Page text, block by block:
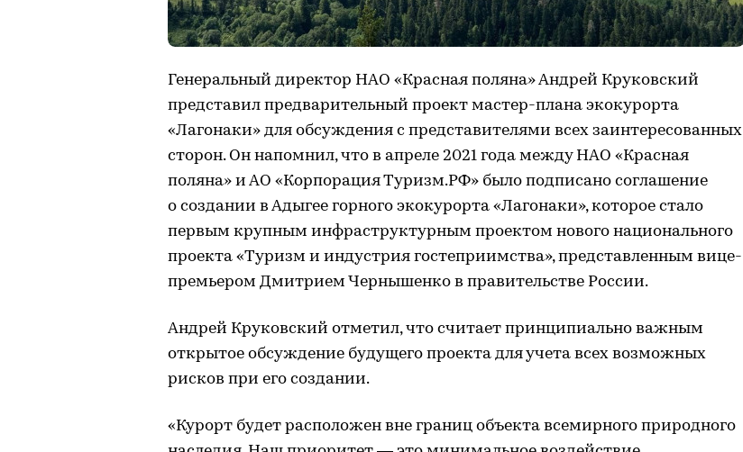
Генеральный директор НАО «Красная поляна» Андрей Круковский
представил предварительный проект мастер-плана экокурорта
«Лагонаки» для обсуждения с представителями всех заинтересованных
сторон. Он напомнил, что в апреле 2021 года между НАО «Красная
поляна» и АО «Корпорация Туризм.РФ» было подписано соглашение
о создании в Адыгее горного экокурорта «Лагонаки», которое стало
первым крупным инфраструктурным проектом нового национального
проекта «Туризм и индустрия гостеприимства», представленным вице-
премьером Дмитрием Чернышенко в правительстве России.
Андрей Круковский отметил, что считает принципиально важным
открытое обсуждение будущего проекта для учета всех возможных
рисков при его создании.
«Курорт будет расположен вне границ объекта всемирного природного